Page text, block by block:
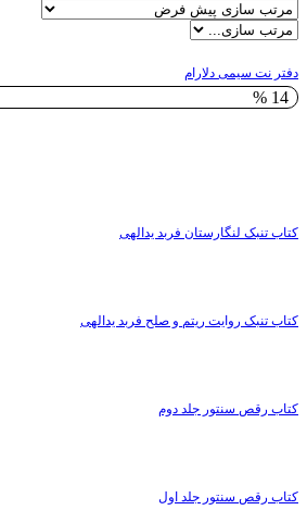
دفتر نت سیمی دلارام
14 %
کتاب تنبک لنگارستان فربد یدالهی
کتاب تنبک روایت ریتم و صلح فربد یدالهی
کتاب رقص سنتور جلد دوم
کتاب رقص سنتور جلد اول